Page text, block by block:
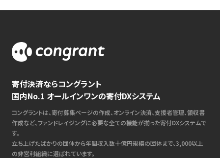
寄付決済ならコングラント
国内No.1 オールインワンの寄付DXシステム
コングラントは、寄付募集ページの作成、オンライン決済、支援者管理、領収書
作成など、ファンドレイジングに必要な全ての機能が揃った寄付DXシステムで
す。
立ち上げたばかりの団体から年間収入数十億円規模の団体まで、3,000以上
の非営利組織に選ばれています。